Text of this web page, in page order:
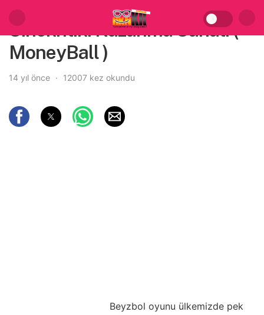
Sinekritik: Kazanma Sanatı (
MoneyBall )
14 yıl önce 12007 kez okundu
Beyzbol oyunu ülkemizde pek